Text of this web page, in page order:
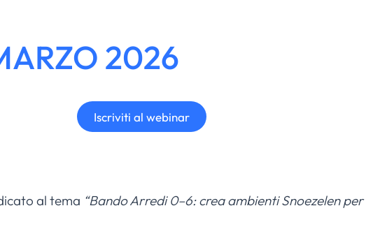
2026
Iscriviti al webinar
al tema “Bando Arredi 0–6: crea ambienti Snoezelen